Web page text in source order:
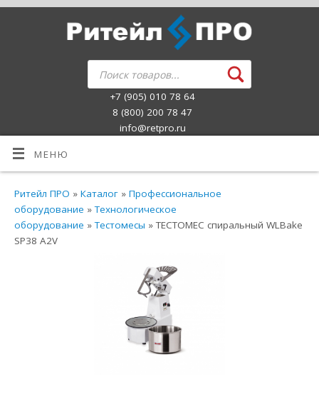
+7 (905) 010 78 64
8 (800) 200 78 47
info@retpro.ru
МЕНЮ
Ритейл ПРО »Каталог »Профессиональное
оборудование »Технологическое
оборудование »Тестомесы » ТЕСТОМЕС спиральный WLBake
SP38 А2V